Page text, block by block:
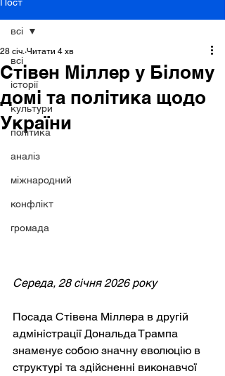
всі
історії
культури
політика
аналіз
міжнародний
конфлікт
громада
всі
Стівен Міллер у Білому
домі та політика щодо
України
28 січ. Читати 4 хв
Середа, 28 січня 2026 року
Посада Стівена Міллера в другій
адміністрації Дональда Трампа
знаменує собою значну еволюцію в
структурі та здійсненні виконавчої